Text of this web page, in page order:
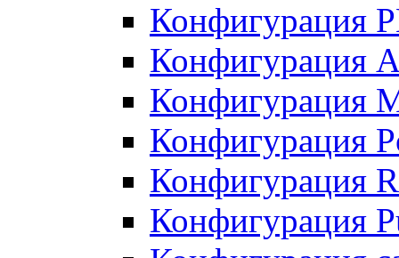
Конфигурация
Конфигурация
Конфигурация
Конфигурация
Конфигурация
Конфигурация